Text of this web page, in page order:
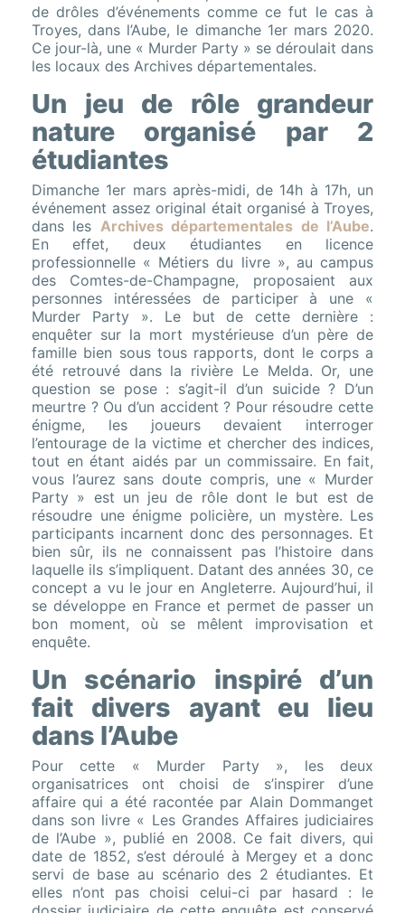
de drôles d’événements comme ce fut le cas à
Troyes, dans l’Aube, le dimanche 1er mars 2020.
Ce jour-là, une « Murder Party » se déroulait dans
les locaux des Archives départementales.
Un jeu de rôle grandeur
nature organisé par 2
étudiantes
Dimanche 1er mars après-midi, de 14h à 17h, un
événement assez original était organisé à Troyes,
dans les Archives départementales de l’Aube.
En effet, deux étudiantes en licence
professionnelle « Métiers du livre », au campus
des Comtes-de-Champagne, proposaient aux
personnes intéressées de participer à une «
Murder Party ». Le but de cette dernière :
enquêter sur la mort mystérieuse d’un père de
famille bien sous tous rapports, dont le corps a
été retrouvé dans la rivière Le Melda. Or, une
question se pose : s’agit-il d’un suicide ? D’un
meurtre ? Ou d’un accident ? Pour résoudre cette
énigme, les joueurs devaient interroger
l’entourage de la victime et chercher des indices,
tout en étant aidés par un commissaire. En fait,
vous l’aurez sans doute compris, une « Murder
Party » est un jeu de rôle dont le but est de
résoudre une énigme policière, un mystère. Les
participants incarnent donc des personnages. Et
bien sûr, ils ne connaissent pas l’histoire dans
laquelle ils s’impliquent. Datant des années 30, ce
concept a vu le jour en Angleterre. Aujourd’hui, il
se développe en France et permet de passer un
bon moment, où se mêlent improvisation et
enquête.
Un scénario inspiré d’un
fait divers ayant eu lieu
dans l’Aube
Pour cette « Murder Party », les deux
organisatrices ont choisi de s’inspirer d’une
affaire qui a été racontée par Alain Dommanget
dans son livre « Les Grandes Affaires judiciaires
de l’Aube », publié en 2008. Ce fait divers, qui
date de 1852, s’est déroulé à Mergey et a donc
servi de base au scénario des 2 étudiantes. Et
elles n’ont pas choisi celui-ci par hasard : le